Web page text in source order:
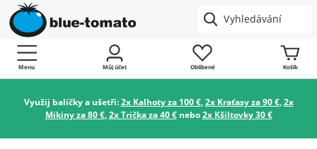
Menu Můj účet Oblíbené Košík
Využij balíčky a ušetři:2x Kalhoty za 100 €,2x Kraťasy za 90 €,2x
Mikiny za 80 €,2x Trička za 40 €nebo2x Kšiltovky 30 €